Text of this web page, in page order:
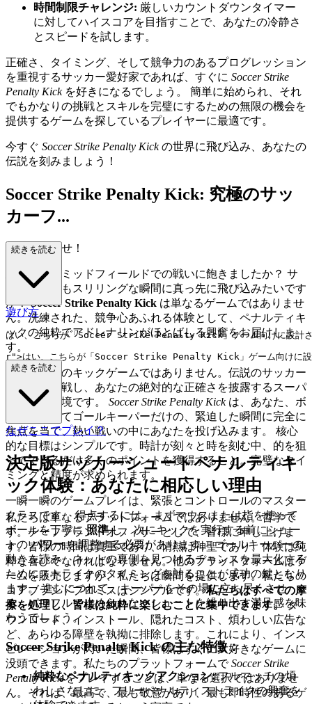
時間制限チャレンジ: 厳しいカウントダウンタイマー
に対してハイスコアを目指すことで、あなたの冷静さ
とスピードを試します。
正確さ、タイミング、そして競争力のあるプログレッション
を重視するサッカー愛好家であれば、すぐに Soccer Strike
Penalty Kickを好きになるでしょう。 簡単に始められ、それ
でもかなりの挑戦とスキルを完璧にするための無限の機会を
提供するゲームを探しているプレイヤーに最適です。
今すぐ Soccer Strike Penalty Kickの世界に飛び込み、あなたの
伝説を刻みましょう！
Soccer Strike Penalty Kick: 究極のサッ
カーフ...
ィネスを試せ！
延々と続くミッドフィールドでの戦いに飽きましたか？ サ
ッカーで最もスリリングな瞬間に真っ先に飛び込みたいです
か？Soccer Strike Penalty Kick は単なるゲームではありませ
ん。洗練された、競争心あふれる体験として、ペナルティキ
ックの純粋でアドレナリンがほとばしる興奮をお届けしま
す。
これは普通のキックゲームではありません。伝説のサッカー
スターと対戦し、あなたの絶対的な正確さを披露するスーパ
ーリーグ環境です。 Soccer Strike Penalty Kickは、あなた、ボ
ール、そしてゴールキーパーだけの、緊迫した瞬間に完全に
焦点を当て、熱い戦いの中にあなたを投げ込みます。 核心
的な目標はシンプルです。時計が刻々と時を刻む中、的を狙
ってできるだけ多くのポイントを獲得すること。完璧なタイ
ミングと精度が求められます。
一瞬一瞬のゲームプレイは、緊張とコントロールのマスター
クラスです。 得点するには、まずマウスまたは指を使って
ボールを丁寧に照準し、次にキックを実行する前にシュー
トのパワーを調整する必要があります。 ゴールキーパーの
動きを読み、ネットの裏側を見つけるチャンスを最大化する
ためにストライクのタイミングを計ることが成功の鍵となり
ます。 進むにつれて、キーパーをその場に立ち尽くさせ
る、パワフルで止められないシュートを繰り出す満足感を味
わうでしょう。
Soccer Strike Penalty Kick の主な特徴：
純粋なペナルティキックアクション:フルマッチの煩
わしさなしに、フリーペナルティストライクの興奮を
続きを読む
遊び方
r">
続きを読む
なぜここでプレイ？
決定版サッカーシュートペナルティキ
ック体験：あなたに相応しい理由
私たちは単なるプラットフォームではありません。哲学で
す。チーフブランドオフィサーとして、皆様に申し上げま
す。皆様の時間は貴重であり、情熱は神聖であり、体験は純
粋な喜びでなければなりません。他のプラットフォームはゲ
ームを販売しますが、私たちは瞬間を提供します。私たちの
コアブランドプロミスはシンプルです。私たちはすべての摩
擦を処理し、皆様は純粋に楽しむことに集中できます。ダ
ウンロード、インストール、隠れたコスト、煩わしい広告な
ど、あらゆる障壁を執拗に排除します。これにより、インス
ピレーションが閃いた瞬間、皆様はすぐに大好きなゲームに
没頭できます。私たちのプラットフォームでSoccer Strike
Penalty Kickをプレイすることは、単なる選択ではありませ
ん。それは、最高で、最も敬意があり、最も即時性のあるゲ